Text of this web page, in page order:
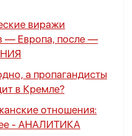
виражи
— Европа, после —
а пропагандисты
в Кремле?
отношения:
- АНАЛИТИКА